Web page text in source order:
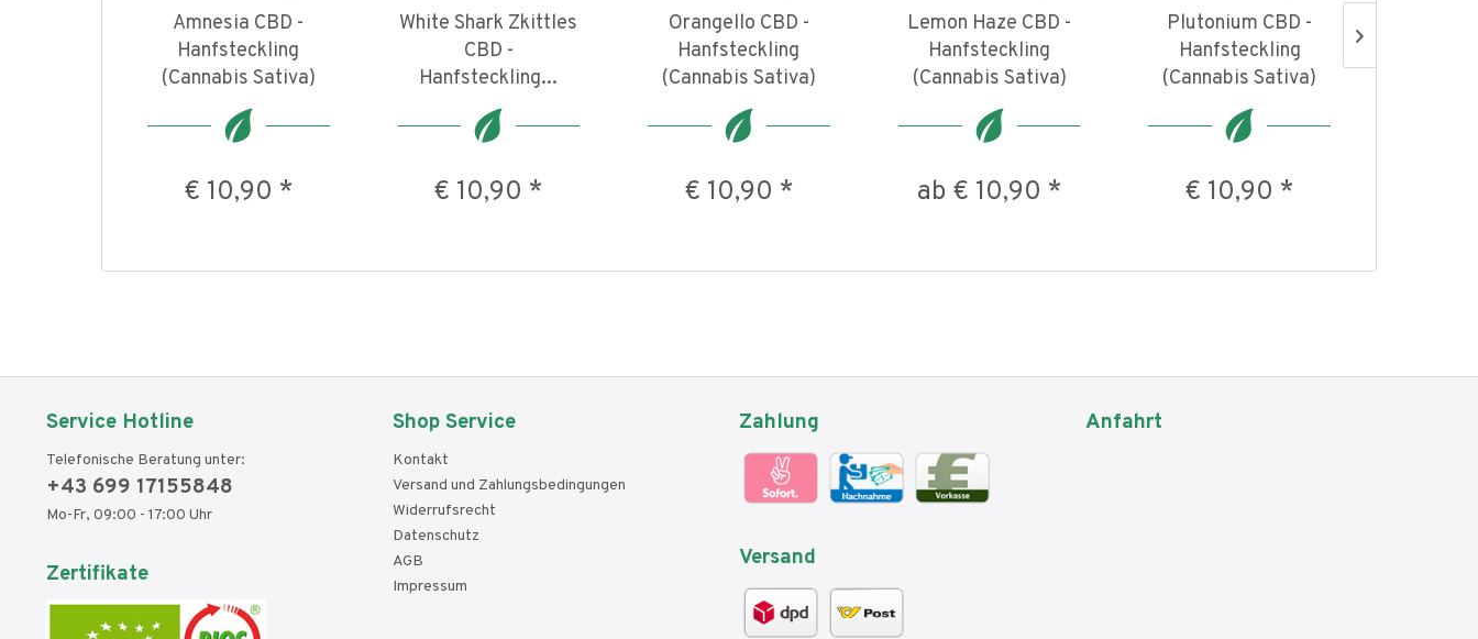
Amnesia CBD -
Hanfsteckling
(Cannabis Sativa)
€ 10,90 *
White Shark Zkittles
CBD -
Hanfsteckling...
€ 10,90 *
Orangello CBD -
Hanfsteckling
(Cannabis Sativa)
€ 10,90 *
Lemon Haze CBD -
Hanfsteckling
(Cannabis Sativa)
ab € 10,90 *
Plutonium CBD -
Hanfsteckling
(Cannabis Sativa)
€ 10,90 *
Service Hotline
Telefonische Beratung unter:
+43 699 17155848
Mo-Fr, 09:00 - 17:00 Uhr
Zertifikate
Shop Service
Kontakt
Versand und Zahlungsbedingungen
Widerrufsrecht
Datenschutz
AGB
Impressum
Zahlung
Versand
Anfahrt